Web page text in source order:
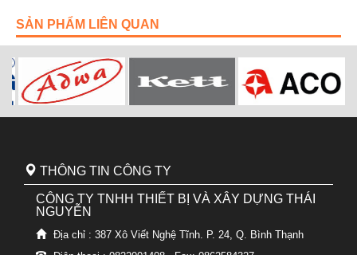
SẢN PHẨM LIÊN QUAN
THÔNG TIN CÔNG TY
CÔNG TY TNHH THIẾT BỊ VÀ XÂY DỰNG THÁI
NGUYỄN
Địa chỉ : 387 Xô Viết Nghệ Tĩnh. P. 24, Q. Bình Thạnh